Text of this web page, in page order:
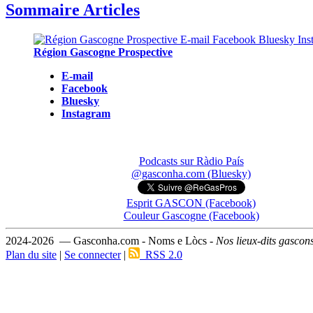
Sommaire Articles
Région Gascogne Prospective
E-mail
Facebook
Bluesky
Instagram
Podcasts sur Ràdio País
@gasconha.com (Bluesky)
Esprit GASCON (Facebook)
Couleur Gascogne (Facebook)
2024-2026 — Gasconha.com - Noms e Lòcs - Nos lieux-dits
Plan du site | Se connecter| RSS 2.0